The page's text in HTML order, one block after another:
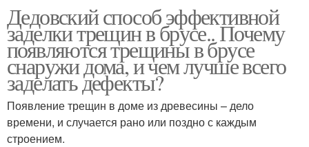
Дедовский способ эффективной
заделки трещин в брусе.. Почему
появляются трещины в брусе
снаружи дома, и чем лучше всего
заделать дефекты?
Появление трещин в доме из древесины – дело
времени, и случается рано или поздно с каждым
строением.